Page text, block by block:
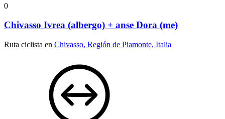
0
Chivasso Ivrea (albergo) + anse Dora (me)
Ruta ciclista en Chivasso, Región de Piamonte, Italia